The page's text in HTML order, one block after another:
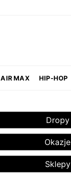
AIR MAX HIP-HOP
Dropy
Okazje
Sklepy